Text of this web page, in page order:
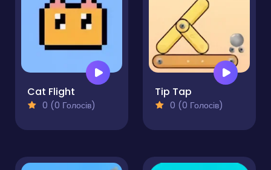
Cat Flight
0 (0 Голосів)
Tip Tap
0 (0 Голосів)